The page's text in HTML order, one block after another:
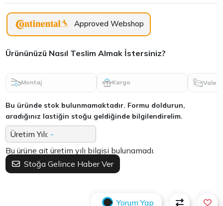
Approved Webshop
Ürününüzü Nasıl Teslim Almak İstersiniz?
Montaj Kargo Vale
Bu üründe stok bulunmamaktadır. Formu doldurun,
aradığınız lastiğin stoğu geldiğinde bilgilendirelim.
Üretim Yılı: -
Bu ürüne ait üretim yılı bilgisi bulunamadı.
Stoğa Gelince Haber Ver
Yorum Yap